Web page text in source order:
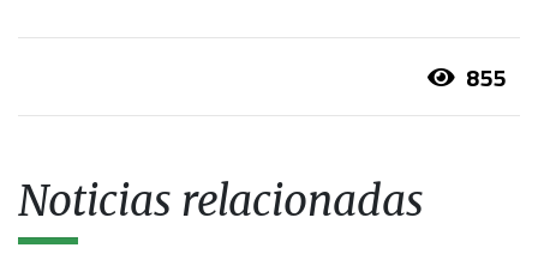
855
Noticias relacionadas